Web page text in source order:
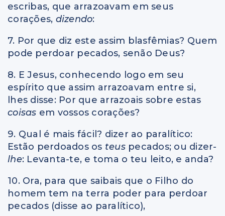
escribas, que arrazoavam em seus
corações, dizendo:
7. Por que diz este assim blasfêmias? Quem
pode perdoar pecados, senão Deus?
8. E Jesus, conhecendo logo em seu
espírito que assim arrazoavam entre si,
lhes disse: Por que arrazoais sobre estas
coisas em vossos corações?
9. Qual é mais fácil? dizer ao paralítico:
Estão perdoados os teus pecados; ou dizer-
lhe: Levanta-te, e toma o teu leito, e anda?
10. Ora, para que saibais que o Filho do
homem tem na terra poder para perdoar
pecados (disse ao paralítico),